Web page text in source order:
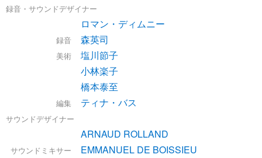
録音・サウンドデザイナー
ロマン・ディムニー
録音 森英司
美術
塩川節子
小林楽子
橋本泰至
編集 ティナ・バス
サウンドデザイナー
ARNAUD ROLLAND
サウンドミキサー EMMANUEL DE BOISSIEU